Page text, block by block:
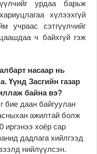
урдаа барьж
хүлээхгүй
учраас сэтгүүлчийг
ч байхгүй гэж
насаар нь
Үүнд Засгийн газар
байна вэ?
бие даан байгуулан
ажилтай болж
иргэнээ хоёр сар
дадлага хийлгээд
нийлүүлсэн.